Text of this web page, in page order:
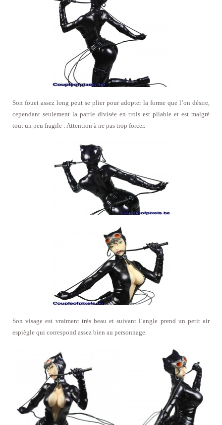
Son fouet assez long peut se plier pour adopter la forme que l’on désire,
cependant seulement la partie divisée en trois est pliable et est malgré
tout un peu fragile : Attention à ne pas trop forcer.
Son visage est vraiment très beau et suivant l’angle prend un petit air
espiègle qui correspond assez bien au personnage.